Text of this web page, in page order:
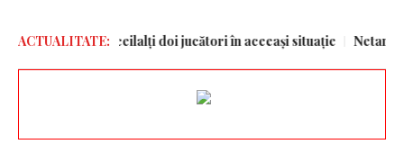
ACTUALITATE:
și care sunt ceilalți doi jucători în aceeași situație Netanyahu